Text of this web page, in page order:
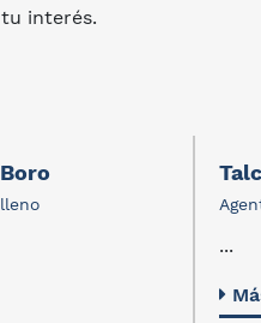
interés.
...